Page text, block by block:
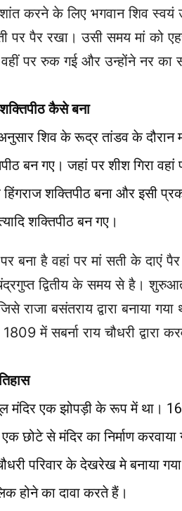
करने के लिए भगवान शिव स्वयं
पर पैर रखा। उसी समय मां को
पर रुक गई और उन्होंने नर का
कैसे बना
शिव के रूद्र तांडव के दौरान
बन गए। जहां पर शीश गिरा
शक्तिपीठ बना और इसी
शक्तिपीठ बन गए।
बना है वहां पर मां सती के दाएं
द्वितीय के समय से है।
राजा बसंतराय द्वारा बनाया
में सबर्ना राय चौधरी द्वारा
मंदिर एक झोपड़ी के रूप में था। 16
एक छोटे से मंदिर का निर्माण
परिवार के देखरेख मे बनाया
होने का दावा करते हैं।